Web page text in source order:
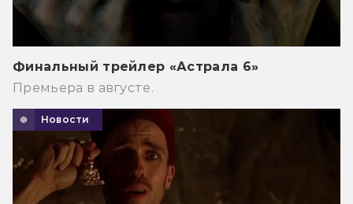
Финальный трейлер «Астрала 6»
Премьера в августе.
Новости